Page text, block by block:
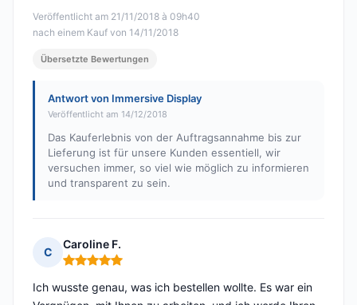
Veröffentlicht am 21/11/2018 à 09h40
nach einem Kauf von 14/11/2018
Übersetzte Bewertungen
Antwort von Immersive Display
Veröffentlicht am 14/12/2018
Das Kauferlebnis von der Auftragsannahme bis zur
Lieferung ist für unsere Kunden essentiell, wir
versuchen immer, so viel wie möglich zu informieren
und transparent zu sein.
C
Caroline F.
Hinweis: 5 von 5
Ich wusste genau, was ich bestellen wollte. Es war ein